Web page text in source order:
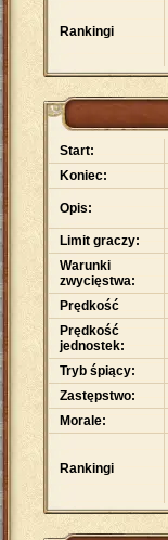
Rankingi
Start:
Koniec:
Opis:
Limit graczy:
Warunki
zwycięstwa:
Prędkość
Prędkość
jednostek:
Tryb śpiący:
Zastępstwo:
Morale:
Rankingi